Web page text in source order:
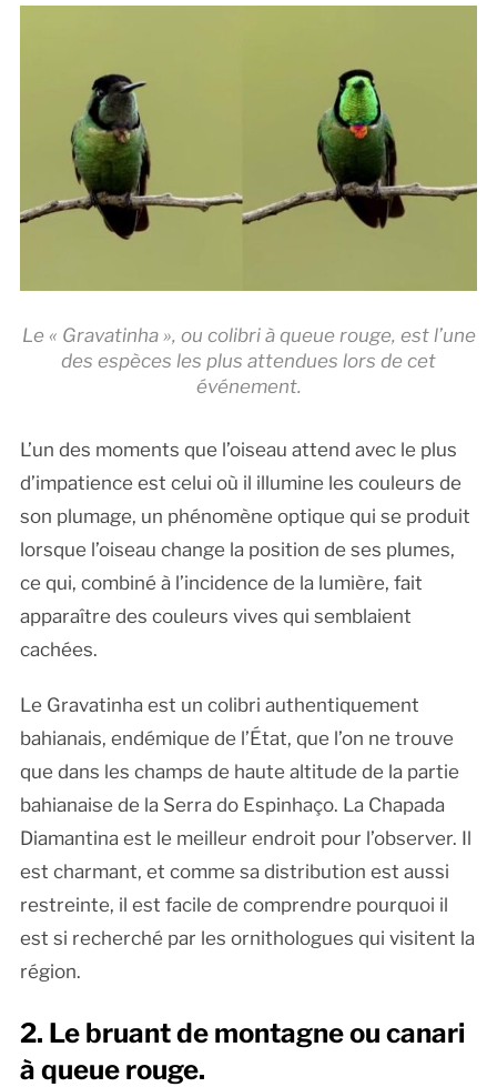
Le « Gravatinha », ou colibri à queue rouge, est l’une
des espèces les plus attendues lors de cet
événement.
L’un des moments que l’oiseau attend avec le plus
d’impatience est celui où il illumine les couleurs de
son plumage, un phénomène optique qui se produit
lorsque l’oiseau change la position de ses plumes,
ce qui, combiné à l’incidence de la lumière, fait
apparaître des couleurs vives qui semblaient
cachées.
Le Gravatinha est un colibri authentiquement
bahianais, endémique de l’État, que l’on ne trouve
que dans les champs de haute altitude de la partie
bahianaise de la Serra do Espinhaço. La Chapada
Diamantina est le meilleur endroit pour l’observer. Il
est charmant, et comme sa distribution est aussi
restreinte, il est facile de comprendre pourquoi il
est si recherché par les ornithologues qui visitent la
région.
2. Le bruant de montagne ou canari
à queue rouge.